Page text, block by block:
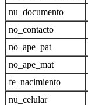
nu_documento
no_contacto
no_ape_pat
no_ape_mat
fe_nacimiento
nu_celular